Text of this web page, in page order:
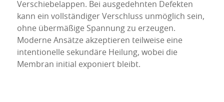
Verschiebelappen. Bei ausgedehnten Defekten
kann ein vollständiger Verschluss unmöglich sein,
ohne übermäßige Spannung zu erzeugen.
Moderne Ansätze akzeptieren teilweise eine
intentionelle sekundäre Heilung, wobei die
Membran initial exponiert bleibt.